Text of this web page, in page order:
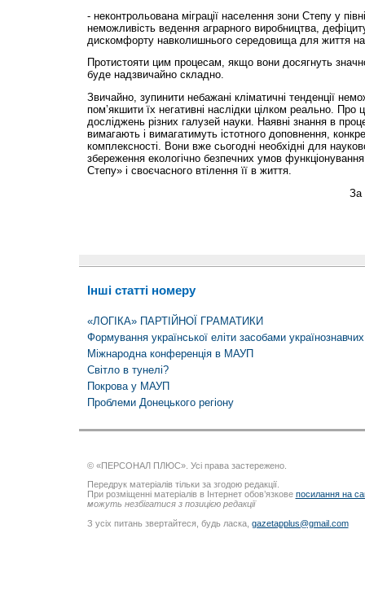
- неконтрольована міграції населення зони Степу у
неможливість ведення аграрного виробництва,
дискомфорту навколишнього середовища для життя на
Протистояти цим процесам, якщо вони досягнуть
буде надзвичайно складно.
Звичайно, зупинити небажані кліматичні тенденції
пом’якшити їх негативні наслідки цілком реально. Про
досліджень різних галузей науки. Наявні знання в
вимагають і вимагатимуть істотного доповнення,
комплексності. Вони вже сьогодні необхідні для
збереження екологічно безпечних умов функціонування
Степу» і своєчасного втілення її в життя.
За
Інші статті номеру
«ЛОГІКА» ПАРТІЙНОЇ ГРАМАТИКИ
Формування української еліти засобами
Міжнародна конференція в МАУП
Світло в тунелі?
Покрова у МАУП
Проблеми Донецького регіону
© «ПЕРСОНАЛ ПЛЮС». Усі права застережено.
Передрук матеріалів тільки за згодою редакції.
При розміщенні матеріалів в Інтернет обов’язкове посилання на
можуть незбігатися з позицією редакції
З усіх питань звертайтеся, будь ласка, gazetapplus@gmail.com